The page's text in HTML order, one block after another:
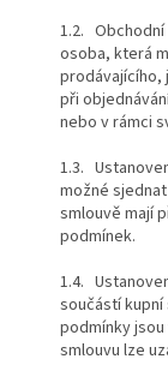
1.2. Obchodní
osoba, která
prodávajícího,
při
nebo v rámci
1.3.
možné
smlouvě mají
podmínek.
1.4.
součástí kupní
podmínky
smlouvu lze